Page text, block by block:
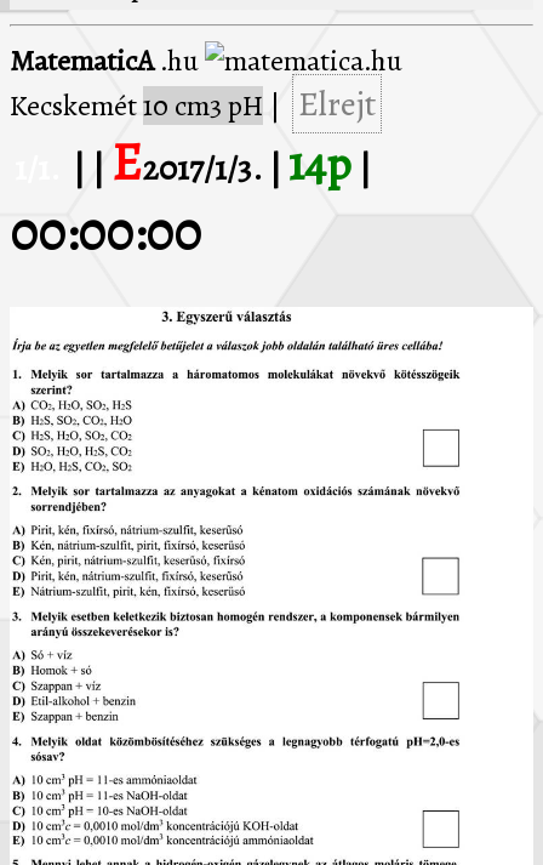
MatematicA.hu
Kecskemét10 cm3 pH
Elrejt
E2017/1/3. | 14p
00:00:00